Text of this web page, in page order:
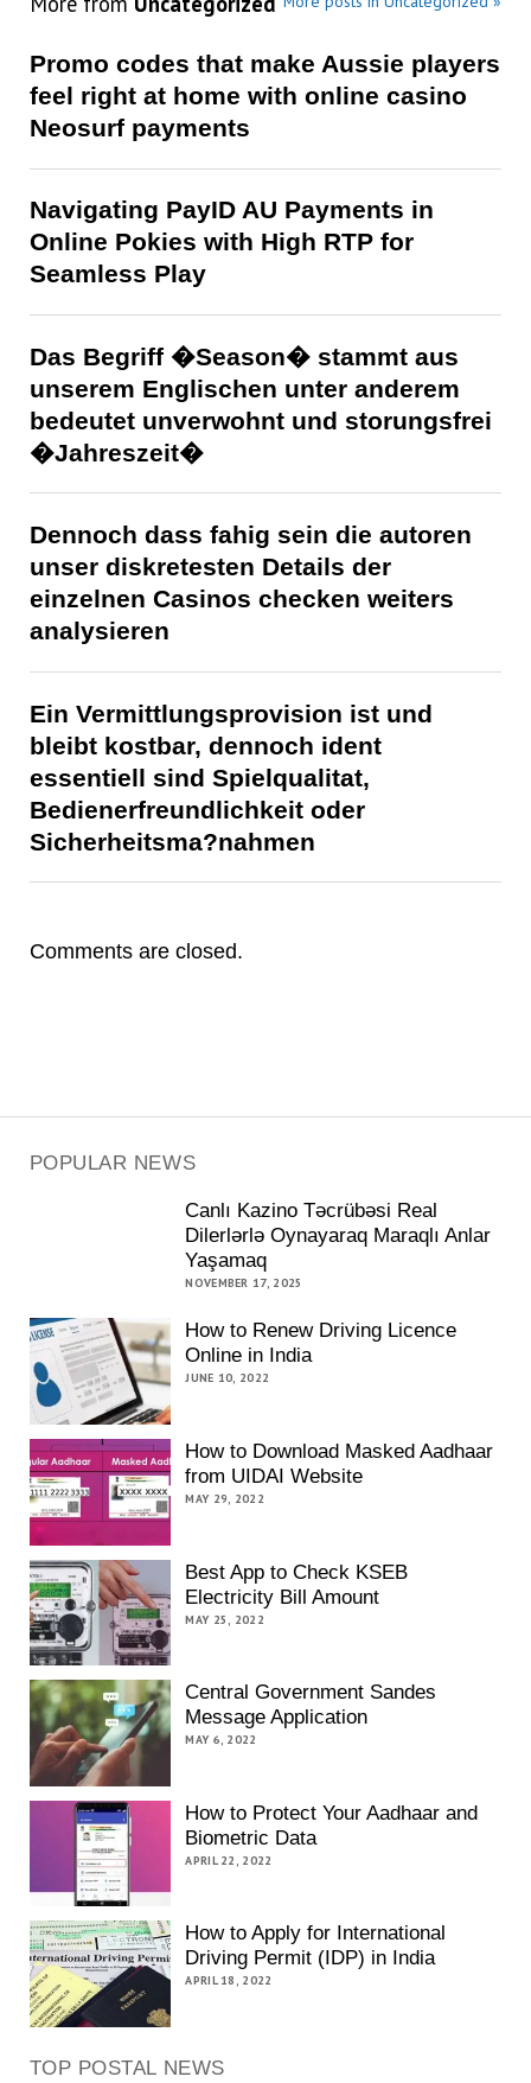
POPULAR NEWS
Canlı Kazino Təcrübəsi Real
Dilerlərlə Oynayaraq Maraqlı Anlar
Yaşamaq
NOVEMBER 17, 2025
How to Renew Driving Licence
Online in India
JUNE 10, 2022
How to Download Masked Aadhaar
from UIDAI Website
MAY 29, 2022
Best App to Check KSEB
Electricity Bill Amount
MAY 25, 2022
Central Government Sandes
Message Application
MAY 6, 2022
How to Protect Your Aadhaar and
Biometric Data
APRIL 22, 2022
How to Apply for International
Driving Permit (IDP) in India
APRIL 18, 2022
TOP POSTAL NEWS
Promo codes that make Aussie players
feel right at home with online casino
Neosurf payments
Navigating PayID AU Payments in
Online Pokies with High RTP for
Seamless Play
Das Begriff �Season� stammt aus
unserem Englischen unter anderem
bedeutet unverwohnt und storungsfrei
�Jahreszeit�
Dennoch dass fahig sein die autoren
unser diskretesten Details der
einzelnen Casinos checken weiters
analysieren
Ein Vermittlungsprovision ist und
bleibt kostbar, dennoch ident
essentiell sind Spielqualitat,
Bedienerfreundlichkeit oder
Sicherheitsma?nahmen
Comments are closed.